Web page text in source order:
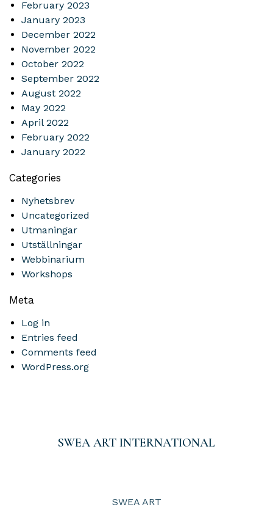
February 2023
January 2023
December 2022
November 2022
October 2022
September 2022
August 2022
May 2022
April 2022
February 2022
January 2022
Categories
Nyhetsbrev
Uncategorized
Utmaningar
Utställningar
Webbinarium
Workshops
Meta
Log in
Entries feed
Comments feed
WordPress.org
SWEA ART INTERNATIONAL
SWEA ART